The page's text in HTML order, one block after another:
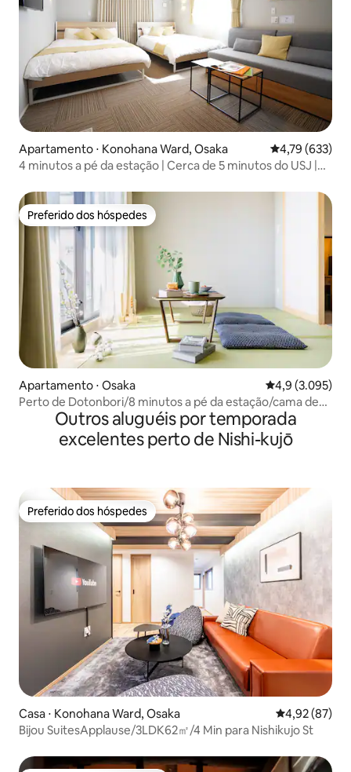
Apartamento ⋅ Konohana Ward, Osaka 4,79 de uma
4,79 (633)
4 minutos a pé da estação | Cerca de 5 minutos do USJ |
5 pessoas | Famílias e grupos | KS, 301 | 3...
Preferido dos hóspedes
Preferido dos hóspedes
Apartamento ⋅ Osaka 4,9 de uma
4,9 (3.095)
Perto de Dotonbori/8 minutos a pé da estação/cama de
Outros aluguéis por temporada
excelentes perto de Nishi-kujō
Preferido dos hóspedes
Preferido dos hóspedes
Casa ⋅ Konohana Ward, Osaka 4,92 de uma
4,92 (87)
Bijou SuitesApplause/3LDK62㎡/4 Min para Nishikujo St